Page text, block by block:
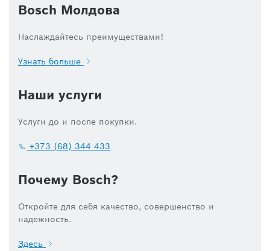
Bosch Молдова
Наслаждайтесь преимуществами!
Узнать больше
Наши услуги
Услуги до и после покупки.
+373 (68) 344 433
Почему Bosch?
Откройте для себя качество, совершенство и
надежность.
Здесь